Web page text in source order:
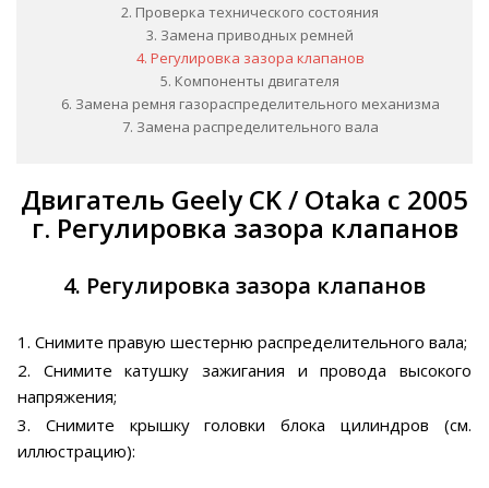
2. Проверка технического состояния
3. Замена приводных ремней
4. Регулировка зазора клапанов
5. Компоненты двигателя
6. Замена ремня газораспределительного механизма
7. Замена распределительного вала
Двигатель Geely CK / Otaka с 2005
г. Регулировка зазора клапанов
4. Регулировка зазора клапанов
1. Снимите правую шестерню распределительного вала;
2. Снимите катушку зажигания и провода высокого
напряжения;
3. Снимите крышку головки блока цилиндров (см.
иллюстрацию):